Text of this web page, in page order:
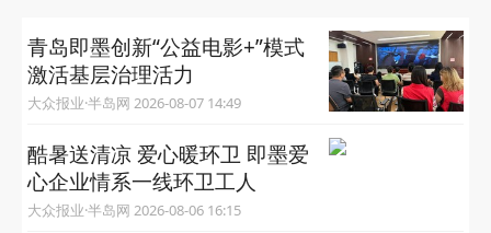
青岛即墨创新“公益电影+”模式
激活基层治理活力
大众报业·半岛网 2026-08-07 14:49
酷暑送清凉 爱心暖环卫 即墨爱
心企业情系一线环卫工人
大众报业·半岛网 2026-08-06 16:15